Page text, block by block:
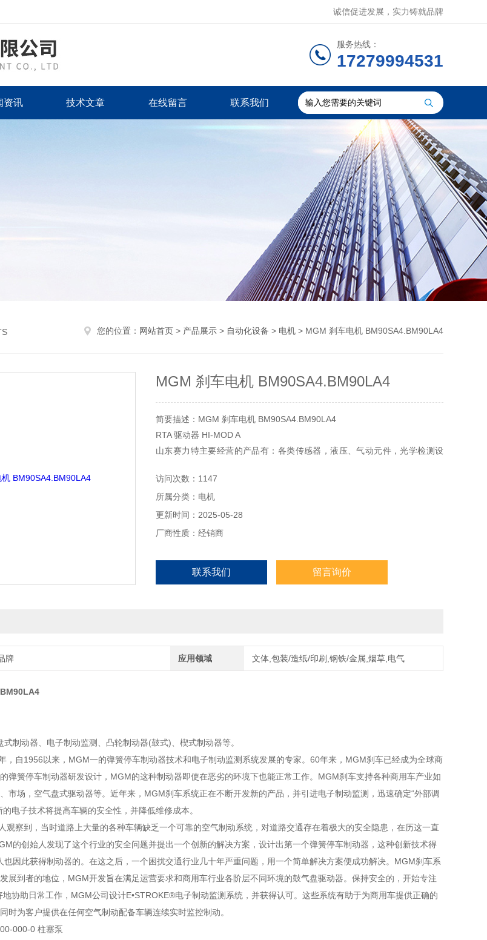
诚信促进发展，实力铸就品牌
服务热线：
17279994531
资讯 技术文章 在线留言 联系我们
您的位置： 网站首页 > 产品展示 > 自动化设备 > 电机 > MGM 刹车电机 BM90SA4.BM90LA4
MGM 刹车电机 BM90SA4.BM90LA4
简要描述：MGM 刹车电机 BM90SA4.BM90LA4
RTA 驱动器 HI-MOD A
山东赛力特主要经营的产品有：各类传感器，液压、气动元件，光学检测设
等。
访问次数：1147
所属分类：电机
更新时间：2025-05-28
厂商性质：经销商
联系我们 留言询价
牌 应用领域 文体,包装/造纸/印刷,钢铁/金属,烟草,电气
制动器、电子制动监测、凸轮制动器(鼓式)、楔式制动器等。
自1956以来，MGM一的弹簧停车制动器技术和电子制动监测系统发展的专家。60年来，MGM刹车已经成为全球商
弹簧停车制动器研发设计，MGM的这种制动器即使在恶劣的环境下也能正常工作。MGM刹车支持各种商用车产业如
市场，空气盘式驱动器等。近年来，MGM刹车系统正在不断开发新的产品，并引进电子制动监测，迅速确定“外部调
电子技术将提高车辆的安全性，并降低维修成本。
察到，当时道路上大量的各种车辆缺乏一个可靠的空气制动系统，对道路交通存在着极大的安全隐患，在历这一直
的创始人发现了这个行业的安全问题并提出一个创新的解决方案，设计出第一个弹簧停车制动器，这种创新技术得
因此获得制动器的。在这之后，一个困扰交通行业几十年严重问题，用一个简单解决方案便成功解决。MGM刹车系
展到者的地位，MGM开发旨在满足运营要求和商用车行业各阶层不同环境的鼓气盘驱动器。保持安全的，开始专注
协助日常工作，MGM公司设计E•STROKE®电子制动监测系统，并获得认可。这些系统有助于为商用车提供正确的
时为客户提供在任何空气制动配备车辆连续实时监控制动。
000-0 柱塞泵